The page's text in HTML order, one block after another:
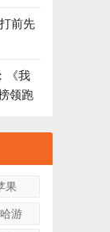
前先
《我
领跑
果
游